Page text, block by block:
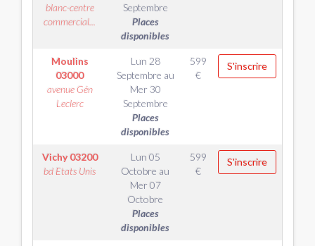
blanc-centre
commercial...
Septembre
Places
disponibles
Moulins
03000
avenue Gén
Leclerc
Lun 28
Septembre au
Mer 30
Septembre
Places
disponibles
599
€
S'inscrire
Vichy03200
bd Etats Unis
Lun 05
Octobre au
Mer 07
Octobre
Places
disponibles
599
€
S'inscrire